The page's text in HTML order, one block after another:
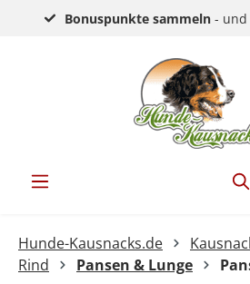
Bonuspunkte sammeln - und
Hunde-Kausnacks.de
Rind
Pansen & Lunge